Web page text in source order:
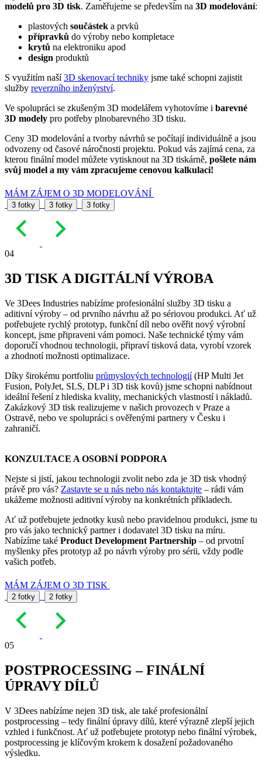
modelů pro 3D tisk. Zaměřujeme se především na 3D modelování:
plastových součástek a prvků
přípravků do výroby nebo kompletace
krytů na elektroniku apod
design produktů
S využitím naší3D skenovací techniky jsme také schopni zajistit
služby reverzního inženýrství.
Ve spolupráci se zkušeným 3D modelářem vyhotovíme i barevné
3D modely pro potřeby plnobarevného 3D tisku.
Ceny 3D modelování a tvorby návrhů se počítají individuálně a jsou
odvozeny od časové náročnosti projektu. Pokud vás zajímá cena, za
kterou finální model můžete vytisknout na 3D tiskárně, pošlete nám
svůj model a my vám zpracujeme cenovou kalkulaci!
MÁM ZÁJEM O 3D MODELOVÁNÍ
3 fotky 3 fotky 3 fotky
04
3D TISK A DIGITÁLNÍ VÝROBA
Ve 3Dees Industries nabízíme profesionální služby 3D tisku a
aditivní výroby – od prvního návrhu až po sériovou produkci. Ať už
potřebujete rychlý prototyp, funkční díl nebo ověřit nový výrobní
koncept, jsme připraveni vám pomoci. Naše technické týmy vám
doporučí vhodnou technologii, připraví tisková data, vyrobí vzorek
a zhodnotí možnosti optimalizace.
Díky širokému portfoliu průmyslových technologií(HP Multi Jet
Fusion, PolyJet, SLS, DLP i 3D tisk kovů) jsme schopni nabídnout
ideální řešení z hlediska kvality, mechanických vlastností i nákladů.
Zakázkový 3D tisk realizujeme v našich provozech v Praze a
Ostravě, nebo ve spolupráci s ověřenými partnery v Česku i
zahraničí.
KONZULTACE A OSOBNÍ PODPORA
Nejste si jistí, jakou technologii zvolit nebo zda je 3D tisk vhodný
právě pro vás? Zastavte se u nás nebo nás kontaktujte – rádi vám
ukážeme možnosti aditivní výroby na konkrétních příkladech.
Ať už potřebujete jednotky kusů nebo pravidelnou produkci, jsme tu
pro vás jako technický partner i dodavatel 3D tisku na míru.
Nabízíme také Product Development Partnership – od prvotní
myšlenky přes prototyp až po návrh výroby pro sérii, vždy podle
vašich potřeb.
MÁM ZÁJEM O 3D TISK
2 fotky 2 fotky
05
POSTPROCESSING – FINÁLNÍ
ÚPRAVY DÍLŮ
V 3Dees nabízíme nejen 3D tisk, ale také profesionální
postprocessing – tedy finální úpravy dílů, které výrazně zlepší jejich
vzhled i funkčnost. Ať už potřebujete prototyp nebo finální výrobek,
postprocessing je klíčovým krokem k dosažení požadovaného
výsledku.